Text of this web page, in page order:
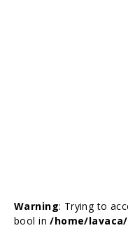
Warning: Trying to
bool in/home/